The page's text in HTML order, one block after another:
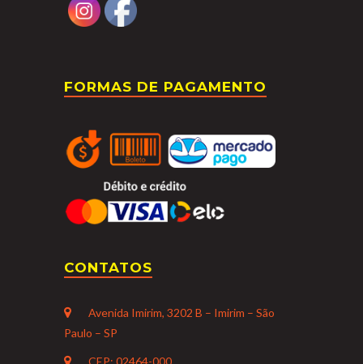
FORMAS DE PAGAMENTO
CONTATOS
Avenida Imirim, 3202 B – Imirim – São
Paulo – SP